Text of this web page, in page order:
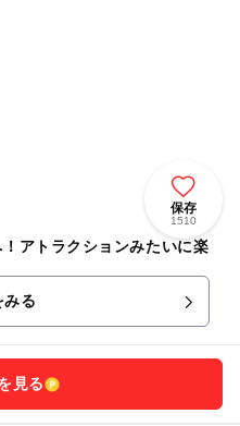
保存
1510
アトラクションみたいに楽
みる
見る